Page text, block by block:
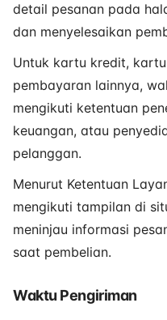
detail pesanan pada
dan menyelesaikan
Untuk kartu kredit,
pembayaran lainnya,
mengikuti ketentuan
keuangan, atau
pelanggan.
Menurut Ketentuan
mengikuti tampilan di
meninjau informasi
saat pembelian.
Waktu Pengiriman